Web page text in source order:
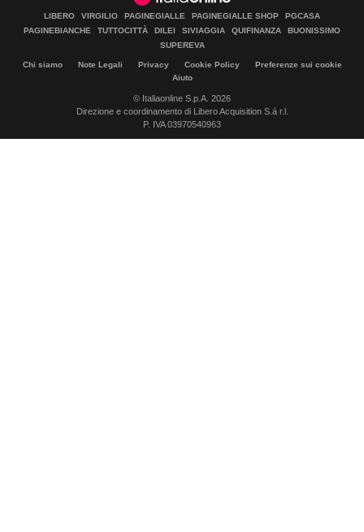
LIBERO VIRGILIO PAGINEGIALLE PAGINEGIALLE SHOP
PGCASA
PAGINEBIANCHE
TUTTOCITTÀ DILEI SIVIAGGIA QUIFINANZA
BUONISSIMO
SUPEREVA
Chi siamo Note Legali Privacy Cookie Policy
Preferenze sui cookie
Aiuto
© Italiaonline S.p.A. 2026
Direzione e coordinamento di Libero Acquisition S.á r.l.
P. IVA 03970540963